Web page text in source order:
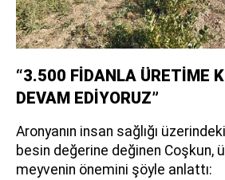
“3.500 FİDANLA ÜRETİME
DEVAM EDİYORUZ”
Aronyanın insan sağlığı
besin değerine değinen Coşkun,
meyvenin önemini şöyle anlattı: